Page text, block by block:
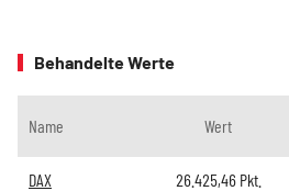
Behandelte Werte
Name Wert
DAX 26.425,46Pkt.